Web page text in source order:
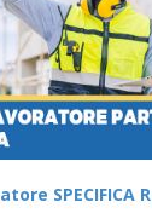
SPECIFICA